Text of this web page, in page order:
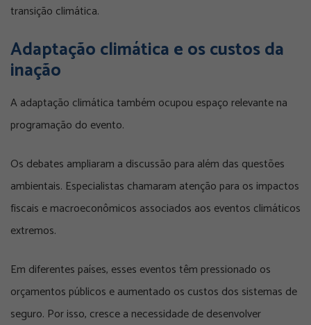
transição climática.
Adaptação climática e os custos da
inação
A adaptação climática também ocupou espaço relevante na
programação do evento.
Os debates ampliaram a discussão para além das questões
ambientais. Especialistas chamaram atenção para os impactos
fiscais e macroeconômicos associados aos eventos climáticos
extremos.
Em diferentes países, esses eventos têm pressionado os
orçamentos públicos e aumentado os custos dos sistemas de
seguro. Por isso, cresce a necessidade de desenvolver